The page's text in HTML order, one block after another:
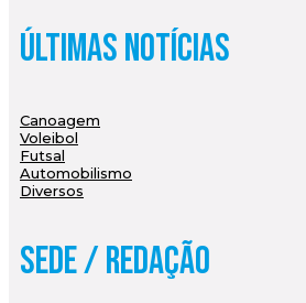
Últimas Notícias
Canoagem
Voleibol
Futsal
Automobilismo
Diversos
Sede / Redação